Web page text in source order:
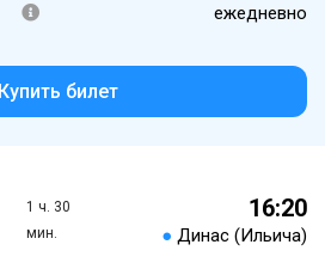
ежедневно
Купить билет
1 ч. 30
мин.
16:20
● Динас (Ильича)